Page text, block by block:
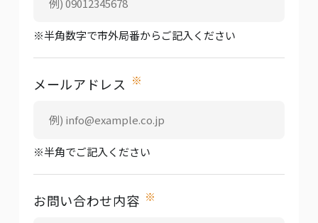
※半角数字で市外局番からご記入ください
メールアドレス ※
※半角でご記入ください
お問い合わせ内容 ※